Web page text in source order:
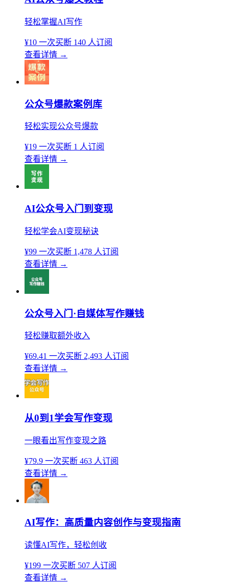
轻松掌握AI写作
¥10 一次买断 140 人订阅
查看详情 →
公众号爆款案例库
轻松实现公众号爆款
¥19 一次买断 1 人订阅
查看详情 →
AI公众号入门到变现
轻松学会AI变现秘诀
¥99 一次买断 1,478 人订阅
查看详情 →
公众号入门·自媒体写作赚钱
轻松赚取额外收入
¥69.41 一次买断 2,493 人订阅
查看详情 →
从0到1学会写作变现
一眼看出写作变现之路
¥79.9 一次买断 463 人订阅
查看详情 →
AI写作：高质量内容创作与变现指南
读懂AI写作，轻松创收
¥199 一次买断 507 人订阅
查看详情 →